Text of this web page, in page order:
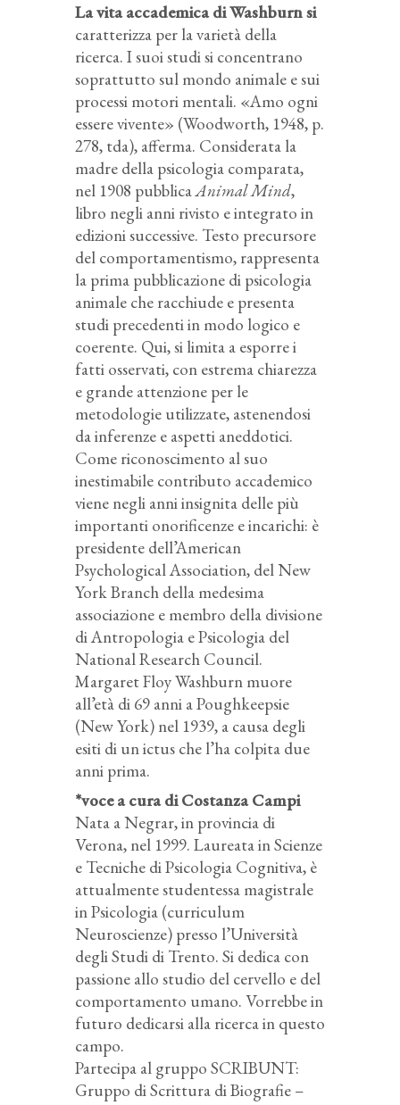
La vita accademica di Washburn si
caratterizza per la varietà della
ricerca. I suoi studi si concentrano
soprattutto sul mondo animale e sui
processi motori mentali. «Amo ogni
essere vivente» (Woodworth, 1948, p.
278, tda), afferma. Considerata la
madre della psicologia comparata,
nel 1908 pubblicaAnimal Mind,
libro negli anni rivisto e integrato in
edizioni successive. Testo precursore
del comportamentismo, rappresenta
la prima pubblicazione di psicologia
animale che racchiude e presenta
studi precedenti in modo logico e
coerente. Qui, si limita a esporre i
fatti osservati, con estrema chiarezza
e grande attenzione per le
metodologie utilizzate, astenendosi
da inferenze e aspetti aneddotici.
Come riconoscimento al suo
inestimabile contributo accademico
viene negli anni insignita delle più
importanti onorificenze e incarichi: è
presidente dell’American
Psychological Association, del New
York Branch della medesima
associazione e membro della divisione
di Antropologia ePsicologia del
National Research Council.
Margaret Floy Washburn muore
all’età di 69 anni a Poughkeepsie
(New York) nel 1939, a causa degli
esiti di un ictus che l’ha colpita due
anni prima.
*voce a cura di Costanza Campi
Nata a Negrar, in provincia di
Verona, nel 1999. Laureata in Scienze
e Tecniche di Psicologia Cognitiva, è
attualmente studentessa magistrale
in Psicologia (curriculum
Neuroscienze) presso l’Università
degli Studi di Trento. Si dedica con
passione allo studio del cervello e del
comportamento umano. Vorrebbe in
futuro dedicarsi alla ricerca in questo
campo.
Partecipa al gruppo SCRIBUNT:
Gruppo di Scrittura di Biografie –